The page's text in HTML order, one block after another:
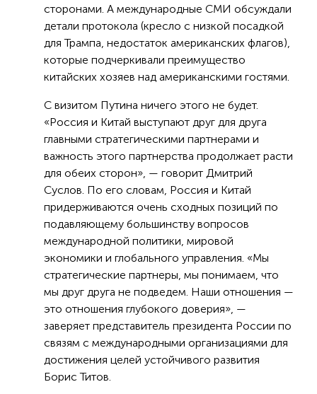
сторонами. А международные СМИ обсуждали
детали протокола (кресло с низкой посадкой
для Трампа, недостаток американских флагов),
которые подчеркивали преимущество
китайских хозяев над американскими гостями.
С визитом Путина ничего этого не будет.
«Россия и Китай выступают друг для друга
главными стратегическими партнерами и
важность этого партнерства продолжает расти
для обеих сторон», — говорит Дмитрий
Суслов. По его словам, Россия и Китай
придерживаются очень сходных позиций по
подавляющему большинству вопросов
международной политики, мировой
экономики и глобального управления. «Мы
стратегические партнеры, мы понимаем, что
мы друг друга не подведем. Наши отношения —
это отношения глубокого доверия», —
заверяет представитель президента России по
связям с международными организациями для
достижения целей устойчивого развития
Борис Титов.